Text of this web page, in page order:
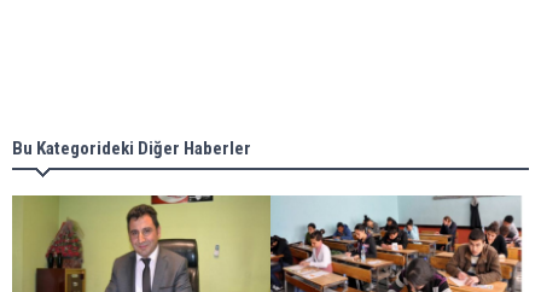
Bu Kategorideki Diğer Haberler